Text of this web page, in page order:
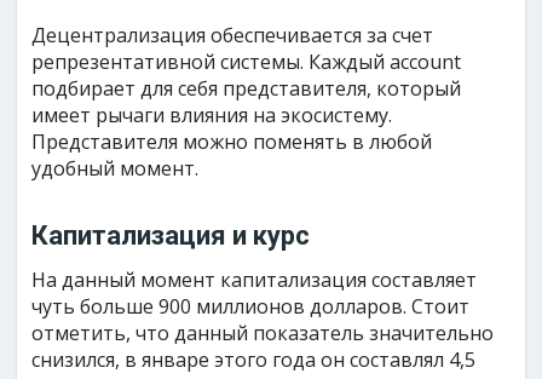
Децентрализация обеспечивается за счет
репрезентативной системы. Каждый account
подбирает для себя представителя, который
имеет рычаги влияния на экосистему.
Представителя можно поменять в любой
удобный момент.
Капитализация и курс
На данный момент капитализация составляет
чуть больше 900 миллионов долларов. Стоит
отметить, что данный показатель значительно
снизился, в январе этого года он составлял 4,5